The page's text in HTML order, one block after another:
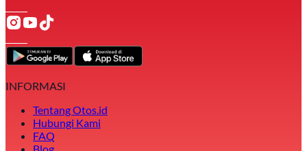
INFORMASI
Tentang Otos.id
Hubungi Kami
FAQ